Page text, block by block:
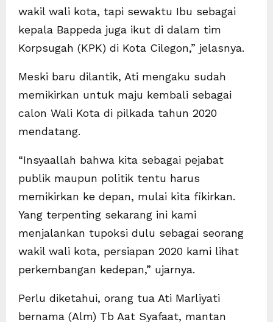
wakil wali kota, tapi sewaktu Ibu sebagai
kepala Bappeda juga ikut di dalam tim
Korpsugah (KPK) di Kota Cilegon,” jelasnya.
Meski baru dilantik, Ati mengaku sudah
memikirkan untuk maju kembali sebagai
calon Wali Kota di pilkada tahun 2020
mendatang.
“Insyaallah bahwa kita sebagai pejabat
publik maupun politik tentu harus
memikirkan ke depan, mulai kita fikirkan.
Yang terpenting sekarang ini kami
menjalankan tupoksi dulu sebagai seorang
wakil wali kota, persiapan 2020 kami lihat
perkembangan kedepan,” ujarnya.
Perlu diketahui, orang tua Ati Marliyati
bernama (Alm) Tb Aat Syafaat, mantan